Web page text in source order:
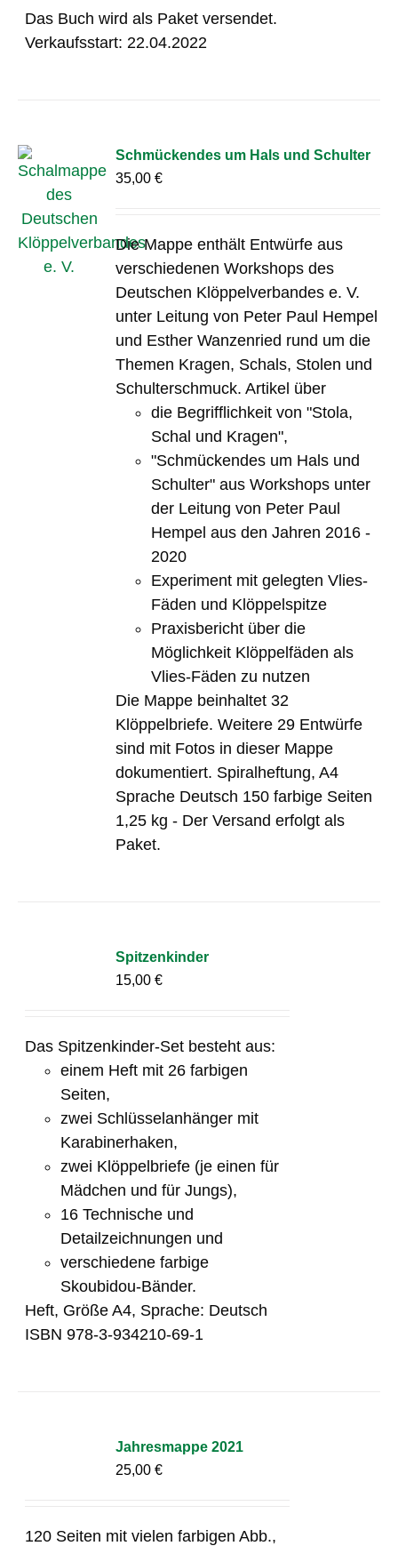
Das Buch wird als Paket versendet.
Verkaufsstart: 22.04.2022
Schmückendes um Hals und Schulter
35,00€
Die Mappe enthält Entwürfe aus
verschiedenen Workshops des
Deutschen Klöppelverbandes e. V.
unter Leitung von Peter Paul Hempel
und Esther Wanzenried rund um die
Themen Kragen, Schals, Stolen und
Schulterschmuck. Artikel über
die Begrifflichkeit von "Stola,
Schal und Kragen",
"Schmückendes um Hals und
Schulter" aus Workshops unter
der Leitung von Peter Paul
Hempel aus den Jahren 2016 -
2020
Experiment mit gelegten Vlies-
Fäden und Klöppelspitze
Praxisbericht über die
Möglichkeit Klöppelfäden als
Vlies-Fäden zu nutzen
Die Mappe beinhaltet 32
Klöppelbriefe. Weitere 29 Entwürfe
sind mit Fotos in dieser Mappe
dokumentiert. Spiralheftung, A4
Sprache Deutsch 150 farbige Seiten
1,25 kg - Der Versand erfolgt als
Paket.
Spitzenkinder
15,00€
Das Spitzenkinder-Set besteht aus:
einem Heft mit 26 farbigen
Seiten,
zwei Schlüsselanhänger mit
Karabinerhaken,
zwei Klöppelbriefe (je einen für
Mädchen und für Jungs),
16 Technische und
Detailzeichnungen und
verschiedene farbige
Skoubidou-Bänder.
Heft, Größe A4, Sprache: Deutsch
ISBN 978-3-934210-69-1
Jahresmappe 2021
25,00€
120 Seiten mit vielen farbigen Abb.,